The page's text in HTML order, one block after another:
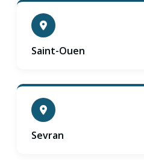
Saint-Ouen
Sevran